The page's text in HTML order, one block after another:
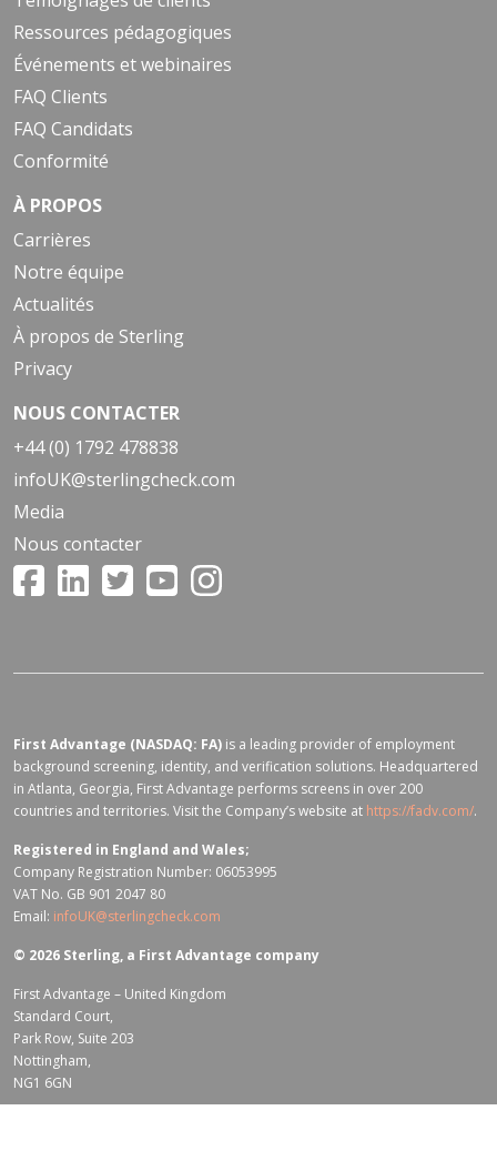
Ressources pédagogiques
Événements et webinaires
FAQ Clients
FAQ Candidats
Conformité
À PROPOS
Carrières
Notre équipe
Actualités
À propos de Sterling
Privacy
NOUS CONTACTER
+44 (0) 1792 478838
infoUK@sterlingcheck.com
Media
Nous contacter
First Advantage (NASDAQ: FA) is a leading provider of employment
background screening, identity, and verification solutions. Headquartered
in Atlanta, Georgia, First Advantage performs screens in over 200
countries and territories. Visit the Company’s website at https://fadv.com/.
Registered in England and Wales;
Company Registration Number: 06053995
VAT No. GB 901 2047 80
Email: infoUK@sterlingcheck.com
© 2026 Sterling, a First Advantage company
First Advantage – United Kingdom
Standard Court,
Park Row, Suite 203
Nottingham,
NG1 6GN